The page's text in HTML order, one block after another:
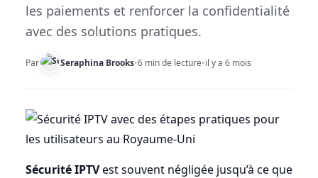
les paiements et renforcer la confidentialité
avec des solutions pratiques.
Par Seraphina Brooks•6 min de lecture•il y a 6 mois
Sécurité IPTVest souvent négligée jusqu’à ce que